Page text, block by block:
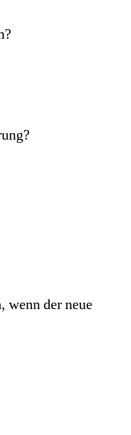
wenn der neue